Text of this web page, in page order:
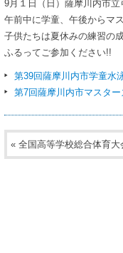
9月１日（日）薩摩川内市立
午前中に学童、午後からマ
子供たちは夏休みの練習の
ふるってご参加ください!!
第39回薩摩川内市学童水
第7回薩摩川内市マスタ
« 全国高等学校総合体育